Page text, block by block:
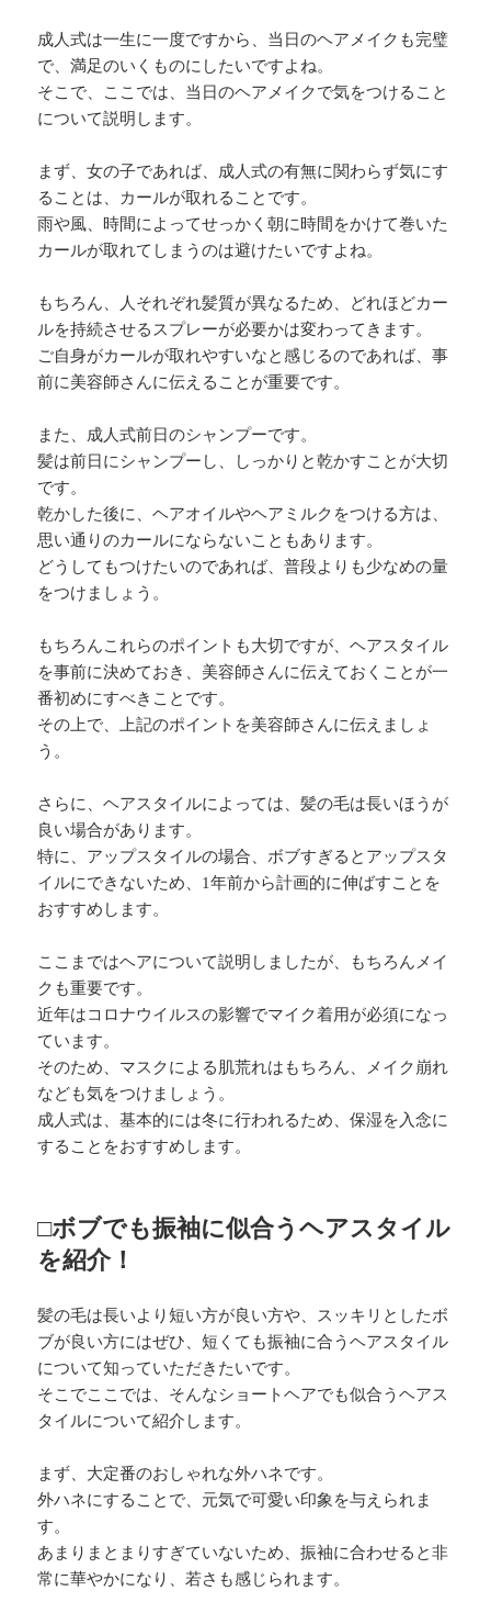
成人式は一生に一度ですから、当日のヘアメイクも完璧
で、満足のいくものにしたいですよね。
そこで、ここでは、当日のヘアメイクで気をつけること
について説明します。
まず、女の子であれば、成人式の有無に関わらず気にす
ることは、カールが取れることです。
雨や風、時間によってせっかく朝に時間をかけて巻いた
カールが取れてしまうのは避けたいですよね。
もちろん、人それぞれ髪質が異なるため、どれほどカー
ルを持続させるスプレーが必要かは変わってきます。
ご自身がカールが取れやすいなと感じるのであれば、事
前に美容師さんに伝えることが重要です。
また、成人式前日のシャンプーです。
髪は前日にシャンプーし、しっかりと乾かすことが大切
です。
乾かした後に、ヘアオイルやヘアミルクをつける方は、
思い通りのカールにならないこともあります。
どうしてもつけたいのであれば、普段よりも少なめの量
をつけましょう。
もちろんこれらのポイントも大切ですが、ヘアスタイル
を事前に決めておき、美容師さんに伝えておくことが一
番初めにすべきことです。
その上で、上記のポイントを美容師さんに伝えましょ
う。
さらに、ヘアスタイルによっては、髪の毛は長いほうが
良い場合があります。
特に、アップスタイルの場合、ボブすぎるとアップスタ
イルにできないため、1年前から計画的に伸ばすことを
おすすめします。
ここまではヘアについて説明しましたが、もちろんメイ
クも重要です。
近年はコロナウイルスの影響でマイク着用が必須になっ
ています。
そのため、マスクによる肌荒れはもちろん、メイク崩れ
なども気をつけましょう。
成人式は、基本的には冬に行われるため、保湿を入念に
することをおすすめします。
□ボブでも振袖に似合うヘアスタイル
を紹介！
髪の毛は長いより短い方が良い方や、スッキリとしたボ
ブが良い方にはぜひ、短くても振袖に合うヘアスタイル
について知っていただきたいです。
そこでここでは、そんなショートヘアでも似合うヘアス
タイルについて紹介します。
まず、大定番のおしゃれな外ハネです。
外ハネにすることで、元気で可愛い印象を与えられま
す。
あまりまとまりすぎていないため、振袖に合わせると非
常に華やかになり、若さも感じられます。